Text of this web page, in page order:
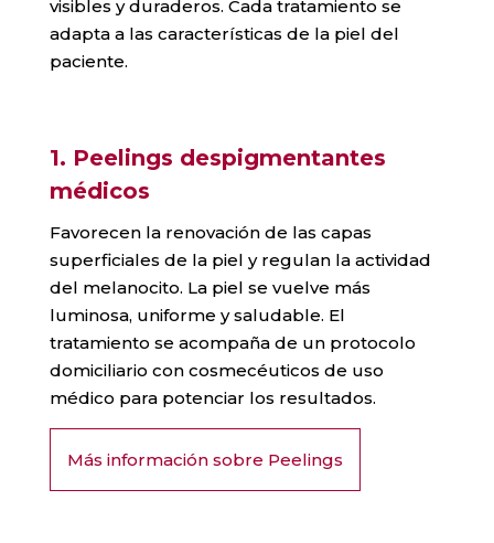
visibles y duraderos. Cada tratamiento se
adapta a las características de la piel del
paciente.
1. Peelings despigmentantes
médicos
Favorecen la renovación de las capas
superficiales de la piel y regulan la actividad
del melanocito. La piel se vuelve más
luminosa, uniforme y saludable. El
tratamiento se acompaña de un protocolo
domiciliario con cosmecéuticos de uso
médico para potenciar los resultados.
Más información sobre Peelings